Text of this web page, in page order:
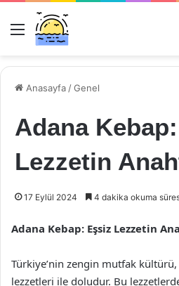
Menü
Anasayfa /Genel
Adana
Lezzetin
17 Eylül 2024 4 dakika okuma
Adana Kebap: Eşsiz Lezzetin
Türkiye’nin zengin mutfak
lezzetleri ile doludur. Bu